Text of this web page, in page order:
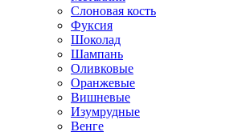
Слоновая кость
Фуксия
Шоколад
Шампань
Оливковые
Оранжевые
Вишневые
Изумрудные
Венге